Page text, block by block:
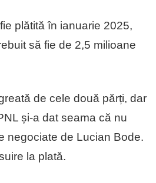
plătită în ianuarie 2025,
să fie de 2,5 milioane
de cele două părți, dar
și-a dat seama că nu
negociate de Lucian Bode.
la plată.